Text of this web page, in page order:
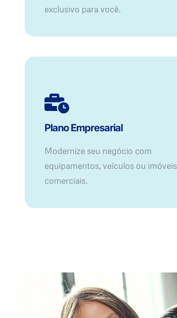
exclusivo para você.
Plano Empresarial
Modernize seu negócio com
equipamentos, veículos ou imóveis
comerciais.